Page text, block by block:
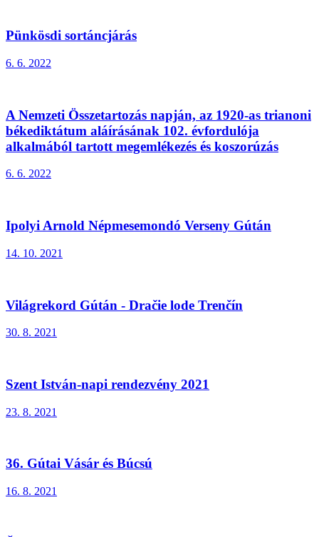
Pünkösdi sortáncjárás
6. 6. 2022
A Nemzeti Összetartozás napján, az 1920-as trianoni
békediktátum aláírásának 102. évfordulója
alkalmából tartott megemlékezés és koszorúzás
6. 6. 2022
Ipolyi Arnold Népmesemondó Verseny Gútán
14. 10. 2021
Világrekord Gútán - Dračie lode Trenčín
30. 8. 2021
Szent István-napi rendezvény 2021
23. 8. 2021
36. Gútai Vásár és Búcsú
16. 8. 2021